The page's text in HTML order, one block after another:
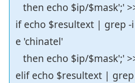
then echo $ip/$mask';'
if echo $resultext | grep -
e 'chinatel'
then echo $ip/$mask';'
elif echo $resultext |